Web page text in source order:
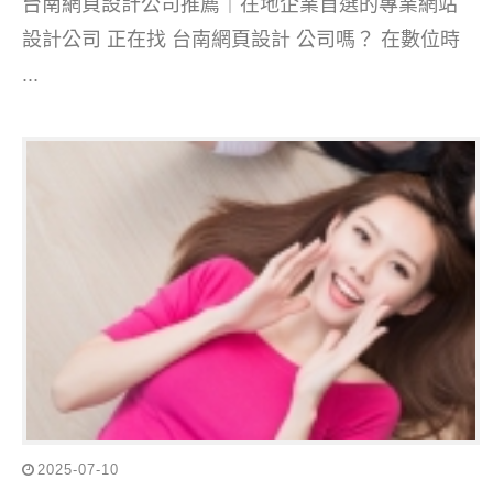
台南網頁設計公司推薦｜在地企業首選的專業網站
設計公司 正在找 台南網頁設計 公司嗎？ 在數位時
...
2025-07-10